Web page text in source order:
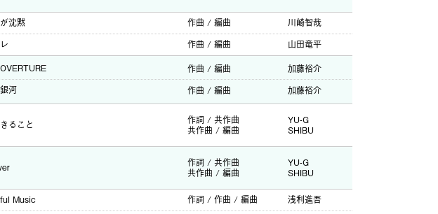
沈黙 作曲 / 編曲
川崎智哉
作曲 / 編曲 山田竜平
作曲 / 編曲
加藤裕介
河 作曲 / 編曲 加藤裕介
ること 作詞 / 共作曲
YU-G
共作曲 / 編曲
SHIBU
作詞 / 共作曲
YU-G
共作曲 / 編曲
SHIBU
Music 作詞 / 作曲 / 編曲
浅利進吾